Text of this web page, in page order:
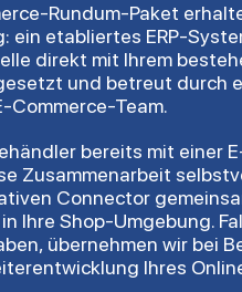
Rundum-Paket
ein etabliertes ERP-
direkt mit Ihrem
und betreut durch
Commerce-Team.
bereits mit einer
Zusammenarbeit
Connector
Ihre Shop-Umgebung.
übernehmen wir bei
Ihres